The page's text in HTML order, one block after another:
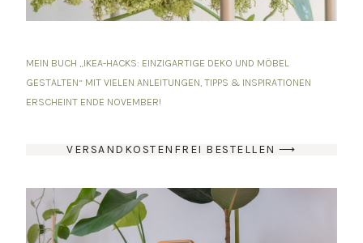
MEIN BUCH „IKEA-HACKS: EINZIGARTIGE DEKO UND MÖBEL
GESTALTEN“ MIT VIELEN ANLEITUNGEN, TIPPS & INSPIRATIONEN
ERSCHEINT ENDE NOVEMBER!
VERSANDKOSTENFREI BESTELLEN ⟶